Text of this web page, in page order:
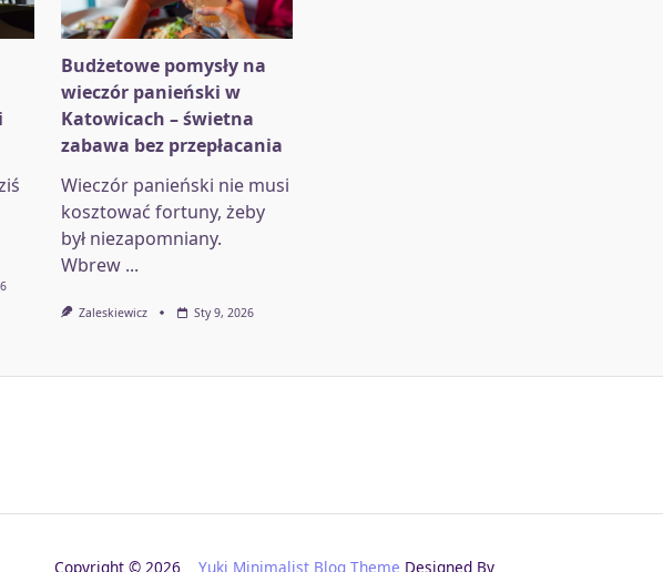
Budżetowe pomysły na
wieczór panieński w
Katowicach – świetna
zabawa bez przepłacania
Wieczór panieński nie musi
kosztować fortuny, żeby
był niezapomniany.
Wbrew ...
Zaleskiewicz Sty 9, 2026
Copyright © 2026Yuki Minimalist Blog Theme Designed By